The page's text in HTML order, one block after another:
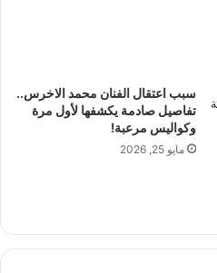
سبب اعتقال الفنان محمد الاخرس..
تفاصيل صادمة يكشفها لأول مرة
وكواليس مرعبة!
مايو 25, 2026